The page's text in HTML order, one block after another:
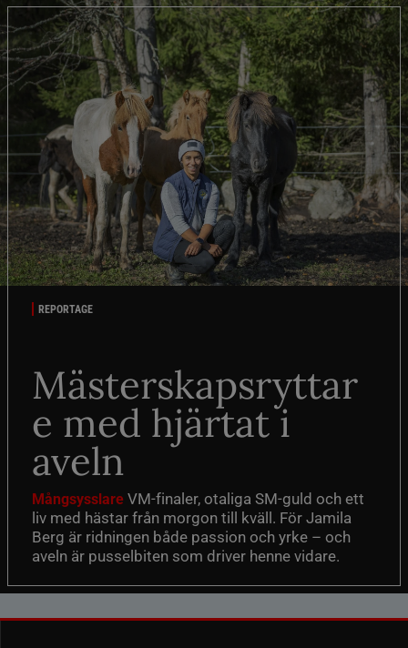
REPORTAGE
Mästerskapsryttar
e med hjärtat i
aveln
Mångsysslare VM-finaler, otaliga SM-guld och ett
liv med hästar från morgon till kväll. För Jamila
Berg är ridningen både passion och yrke – och
aveln är pusselbiten som driver henne vidare.